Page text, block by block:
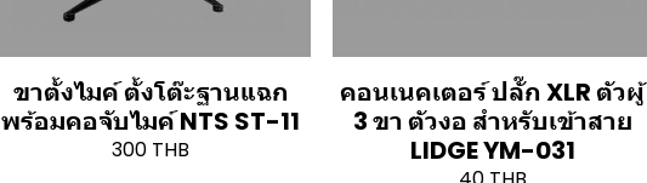
ขาตั้งไมค์ ตั้งโต๊ะฐานแฉก
พร้อมคอจับไมค์ NTS ST-11
300 THB
คอนเนคเตอร์ ปลั๊ก XLR ตัวผู้
3 ขา ตัวงอ สำหรับเข้าสาย
LIDGE YM-031